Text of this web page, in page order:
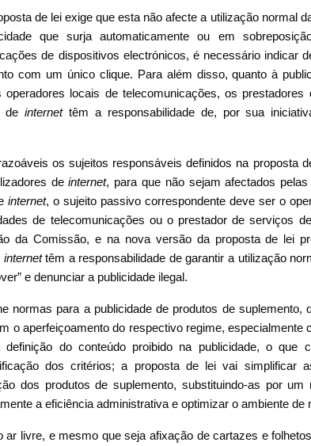
de lei exige que esta não afecte a utilização normal
que surja automaticamente ou em
de dispositivos electrónicos, é necessário indicar
com um único clique. Para além disso, quanto à
locais de telecomunicações, os prestadores
deinternettêm a responsabilidade de, por sua
os sujeitos responsáveis definidos na proposta
deinternet, para que não sejam afectados pelas
internet, o sujeito passivo correspondente deve ser o
de telecomunicações ou o prestador de serviços de
da Comissão, e na nova versão da proposta de lei
internettêm a responsabilidade de garantir a utilização
e denunciar a publicidade ilegal.
normas para a publicidade de produtos de suplemento,
o aperfeiçoamento do respectivo regime, especialmente
do conteúdo proibido na publicidade, o que
dos critérios; a proposta de lei vai simplificar
dos produtos de suplemento, substituindo-as por um
a eficiência administrativa e optimizar o ambiente de
ar livre, e mesmo que seja afixação de cartazes e